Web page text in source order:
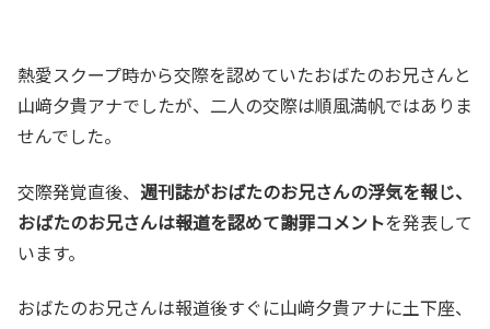
熱愛スクープ時から交際を認めていたおばたのお兄さんと
山﨑夕貴アナでしたが、二人の交際は順風満帆ではありま
せんでした。
交際発覚直後、 週刊誌がおばたのお兄さんの浮気を報じ、
おばたのお兄さんは報道を認めて謝罪コメントを発表して
います。
おばたのお兄さんは報道後すぐに山﨑夕貴アナに土下座、